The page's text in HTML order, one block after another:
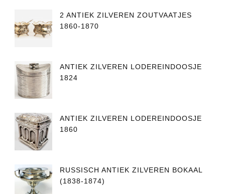
2 ANTIEK ZILVEREN ZOUTVAATJES
1860-1870
ANTIEK ZILVEREN LODEREINDOOSJE
1824
ANTIEK ZILVEREN LODEREINDOOSJE
1860
RUSSISCH ANTIEK ZILVEREN BOKAAL
(1838-1874)